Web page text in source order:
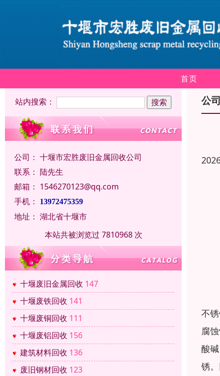
首页
站内搜索：
公司： 十堰市宏胜废旧金属回收公司
联系： 陆先生
邮箱： 1546270123@qq.com
手机：
13972475359
地址： 湖北省十堰市
本站共被浏览过 7810968 次
十堰废旧金属回收 147
十堰废铁回收 141
十堰废铜回收 111
十堰废铝回收 156
建筑材料回收 136
废旧钢材回收 123
公
不
腐
酸
锈